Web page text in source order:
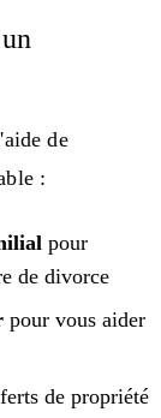
de
:
pour
de divorce
pour vous aider
de propriété